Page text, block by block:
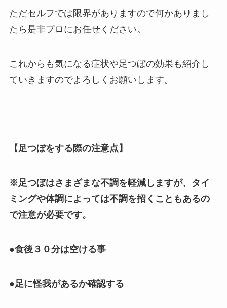
ただセルフでは限界がありますので何かありまし
たら是非プロにお任せください。
これからも気になる症状や足つぼの効果も紹介し
ていきますのでよろしくお願いします。
【足つぼをする際の注意点】
※足つぼはさまざまな不調を軽減しますが、タイ
ミングや体調によっては不調を招くこともあるの
で注意が必要です。
●食後３０分は空ける事
●足に怪我があるか確認する